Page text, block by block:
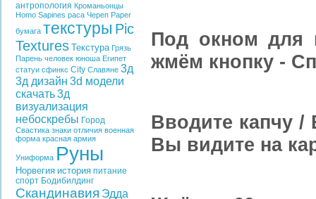
антропология Кроманьонцы
Homo Sapines раса Череп Paper
бумага текстуры Pic
Textures Текстура Грязь
Парень человек юноша Египет
статуи сфинкс City Славяне 3д
3д дизайн 3d модели
скачать3д
визуализация
небоскребы Город
Свастика знаки отличия военная
форма красная армия
Униформа Руны
Норвегия история питание
спорт Бодибилдинг
Скандинавия Эдда
Под окном для
жмём кнопку -
Вводите капчу
Вы видите на